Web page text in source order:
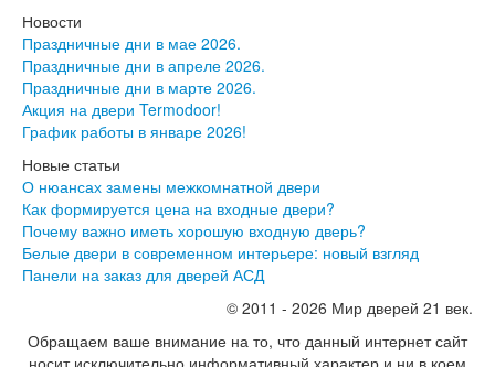
Серия Уно
Двери Верда
ПЭТ Верда
Коллекция дверей Альтекс
Коллекция дверей Элеганс
Коллекция дверей Лофт
Коллекция дверей Некст
Коллекция дверей Техно
Эмаль Верда
Двери Дворецкий
Эмаль Дворецкий
Двери Про
Инвизибл Про
Новости
Праздничные дни в мае 2026.
Праздничные дни в апреле 2026.
Праздничные дни в марте 2026.
Акция на двери Termodoor!
График работы в январе 2026!
Новые статьи
О нюансах замены межкомнатной двери
Как формируется цена на входные двери?
Почему важно иметь хорошую входную дверь?
Белые двери в современном интерьере: новый взгляд
Панели на заказ для дверей АСД
© 2011 - 2026 Мир дверей 21 век.
Обращаем ваше внимание на то, что данный интернет сайт
носит исключительно информативный характер и ни в коем